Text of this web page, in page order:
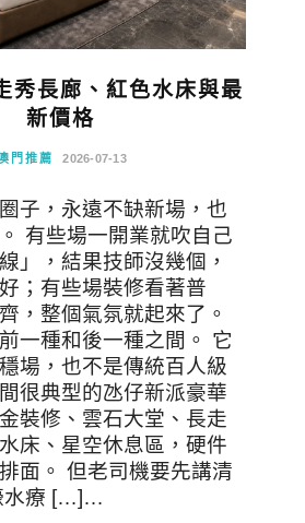
秀長廊、紅色水床與最
新價格
門推薦 2026-07-13
子，永遠不缺新場，也
有些場一開業就吹自己
」，結果技師沒幾個，
；有些場裝修看著普
，整個氣氛就起來了。
一種和後一種之間。 它
場，也不是傳統百人級
很典型的氹仔新派豪華
裝修、雲石大堂、長走
床、星空休息區，硬件
面。 但老司機要先講清
水療 […]…